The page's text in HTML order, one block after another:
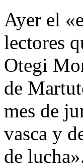
Ayer el
lectores
Otegi
de
mes de
vasca y
de